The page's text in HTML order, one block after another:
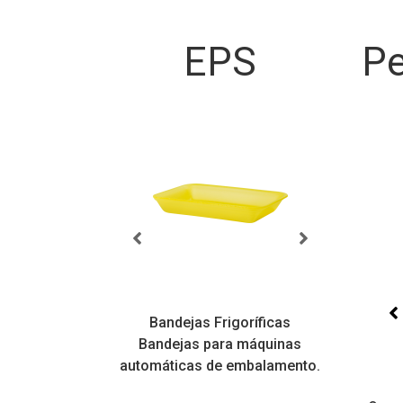
EPS
Bandejas Frigoríficas
Bandejas para máquinas
automáticas de embalamento.